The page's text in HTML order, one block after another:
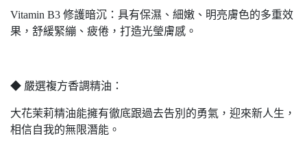
Vitamin B3 修護暗沉：具有保濕、細嫩、明亮膚色的多重效
果，舒緩緊繃、疲倦，打造光瑩膚感。
◆ 嚴選複方香調精油：
大花茉莉精油能擁有徹底跟過去告別的勇氣，迎來新人生，
相信自我的無限潛能。